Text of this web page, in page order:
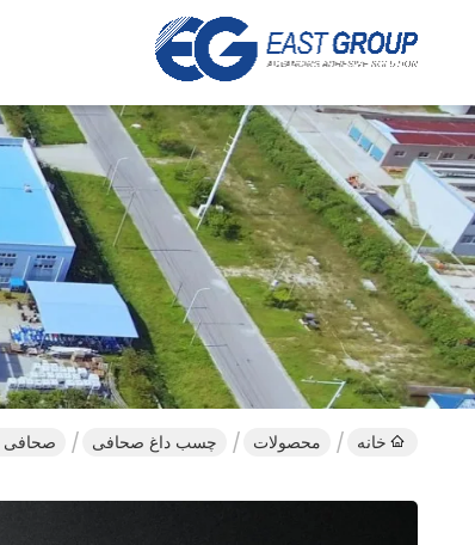
خانه محصولات چسب داغ صحافی صحافی 25 کیلوگرمی چسب داغ چسب داغ صحافی کتاب 9009-54-5